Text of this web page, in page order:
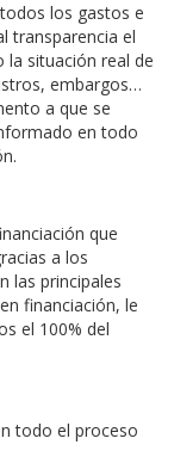
los gastos e
transparencia el
situación real de
embargos…
a que se
en todo
que
a los
las principales
financiación, le
el 100% del
todo el proceso